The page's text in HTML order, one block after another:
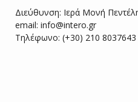
Διεύθυνση: Ιερά Μονή
email: info@intero.gr
Τηλέφωνο: (+30) 210 8037643